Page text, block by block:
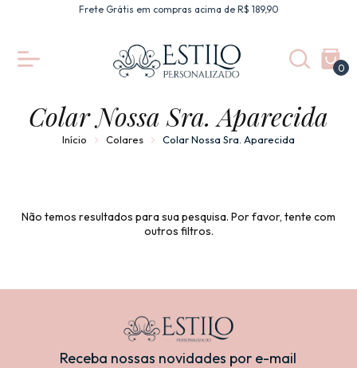
Frete Grátis em compras acima de R$ 189,90
0
Colar Nossa Sra. Aparecida
Início Colares Colar Nossa Sra. Aparecida
Não temos resultados para sua pesquisa. Por favor, tente com
outros filtros.
Receba nossas novidades por e-mail